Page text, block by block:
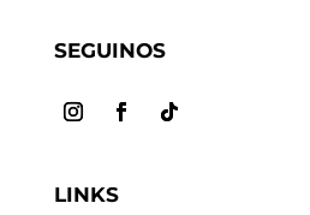
SEGUINOS
LINKS